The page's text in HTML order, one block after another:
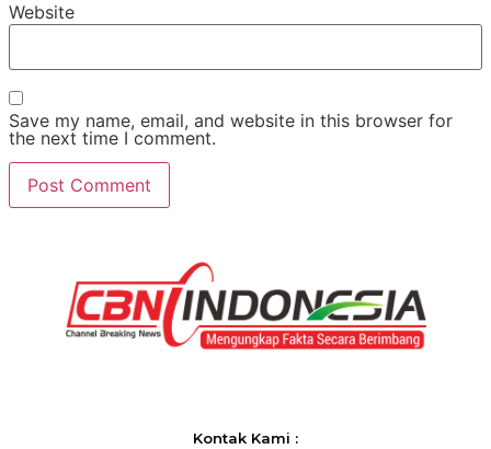
Website
Save my name, email, and website in this browser for
the next time I comment.
Kontak Kami :